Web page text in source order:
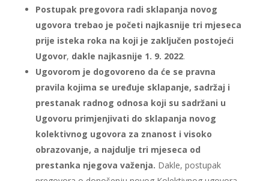
Postupak pregovora radi sklapanja novog
ugovora trebao je početi najkasnije tri mjeseca
prije isteka roka na koji je zaključen postojeći
Ugovor, dakle najkasnije 1. 9. 2022.
Ugovorom je dogovoreno da će se pravna
pravila kojima se uređuje sklapanje, sadržaj i
prestanak radnog odnosa koji su sadržani u
Ugovoru primjenjivati do sklapanja novog
kolektivnog ugovora za znanost i visoko
obrazovanje, a najdulje tri mjeseca od
prestanka njegova važenja. Dakle, postupak